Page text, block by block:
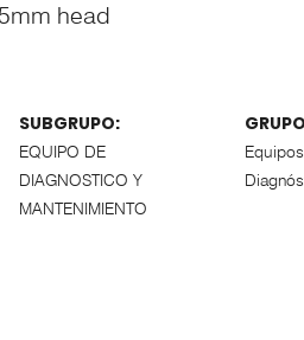
head
SUBGRUPO:
EQUIPO DE
DIAGNOSTICO Y
MANTENIMIENTO